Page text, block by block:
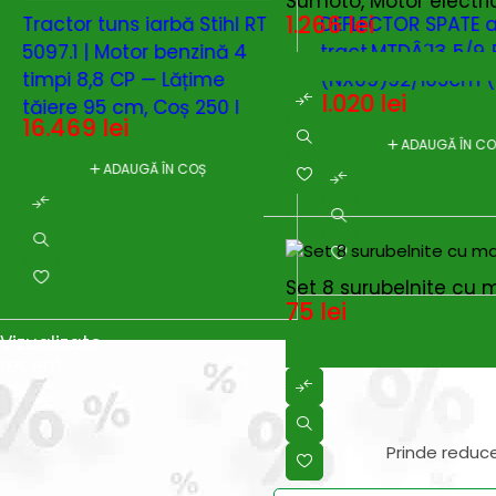
Vizualizate
1.266lei
Set 8 surubelnite cu
75 lei
Tractor tuns iarbă Stihl RT
5097.1 | Motor benzină 4
timpi 8,8 CP — Lățime
tăiere 95 cm, Coș 250 l
16.469 lei
ADAUGĂ ÎN COȘ
DEFLECTOR
tract.MTDÂ´13..5/
(NX09)92/105cm
1.020 lei
ADAUGĂ ÎN
Prinde